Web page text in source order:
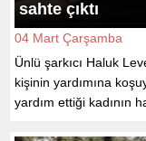
sahte çıktı
04 Mart Çarşamba
Ünlü şarkıcı Haluk
kişinin yardımına
yardım ettiği kadının